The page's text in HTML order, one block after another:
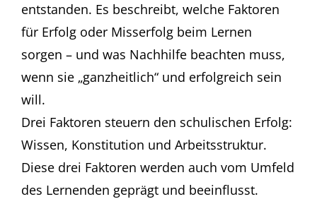
entstanden. Es beschreibt, welche Faktoren
für Erfolg oder Misserfolg beim Lernen
sorgen – und was Nachhilfe beachten muss,
wenn sie „ganzheitlich“ und erfolgreich sein
will.
Drei Faktoren steuern den schulischen Erfolg:
Wissen, Konstitution und Arbeitsstruktur.
Diese drei Faktoren werden auch vom Umfeld
des Lernenden geprägt und beeinflusst.